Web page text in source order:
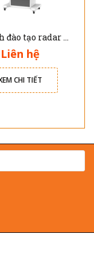
Mô hình đào tạo radar siêu âm APA và UPA cho xe tự hành ATP-99005
Liên hệ
CHI TIẾT